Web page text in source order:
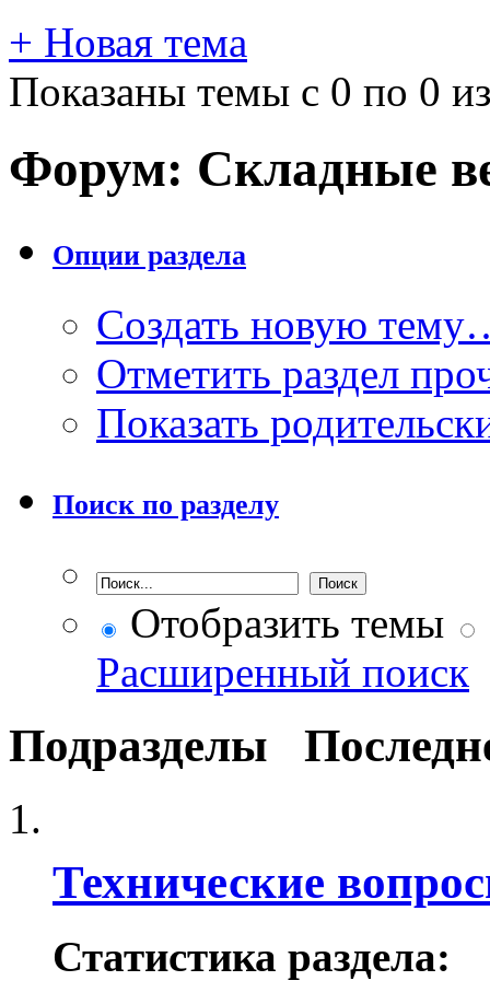
+ Новая тема
Показаны темы с 0 по 0
Форум: Складные
Опции раздела
Создать новую
Отметить раздел
Показать
Поиск по разделу
Отобразить темы
Расширенный поиск
Подразделы
Технические
Статистика раздела: